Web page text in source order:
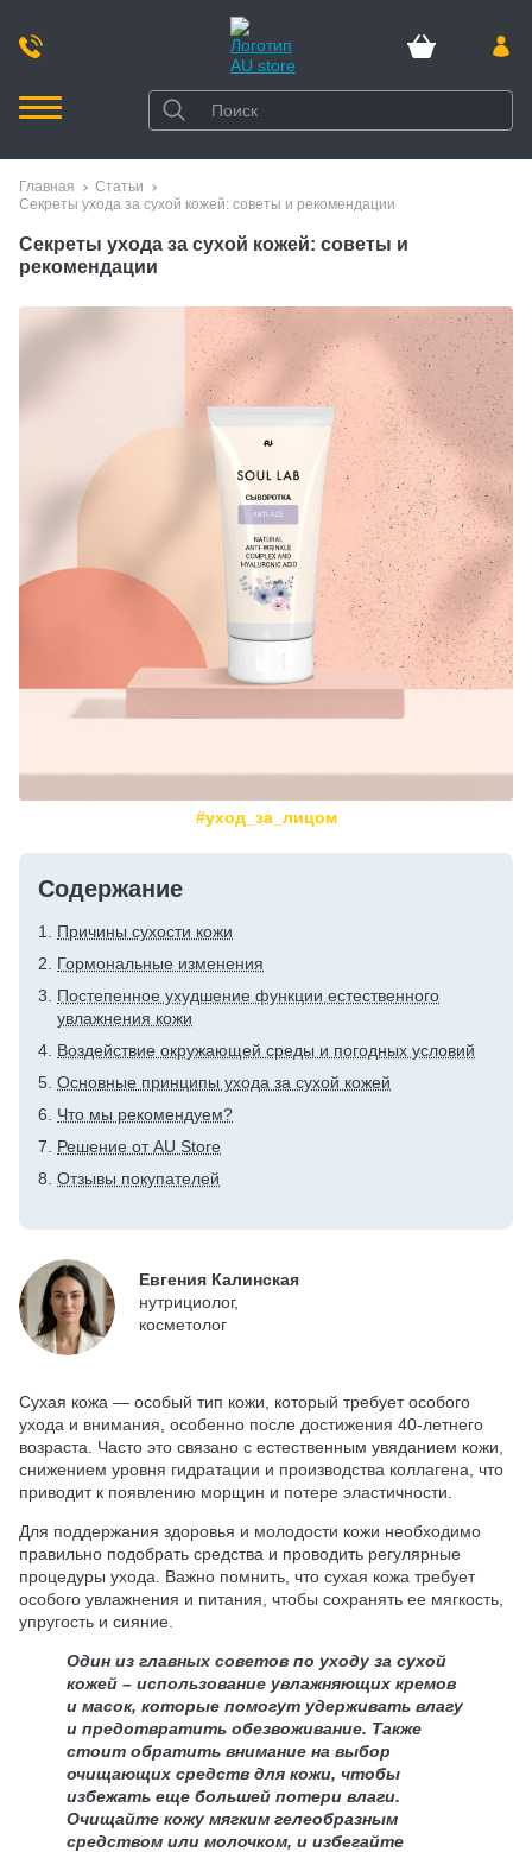
Главная
Статьи
Секреты ухода за сухой кожей: советы и рекомендации
Секреты ухода за сухой кожей: советы и
рекомендации
#уход_за_лицом
Содержание
Причины сухости кожи
Гормональные изменения
Постепенное ухудшение функции естественного
увлажнения кожи
Воздействие окружающей среды и погодных условий
Основные принципы ухода за сухой кожей
Что мы рекомендуем?
Решение от AU Store
Отзывы покупателей
Евгения Калинская
нутрициолог,
косметолог
Сухая кожа — особый тип кожи, который требует особого
ухода и внимания, особенно после достижения 40-летнего
возраста. Часто это связано с естественным увяданием кожи,
снижением уровня гидратации и производства коллагена, что
приводит к появлению морщин и потере эластичности.
Для поддержания здоровья и молодости кожи необходимо
правильно подобрать средства и проводить регулярные
процедуры ухода. Важно помнить, что сухая кожа требует
особого увлажнения и питания, чтобы сохранять ее мягкость,
упругость и сияние.
Один из главных советов по уходу за сухой
кожей – использование увлажняющих кремов
и масок, которые помогут удерживать влагу
и предотвратить обезвоживание. Также
стоит обратить внимание на выбор
очищающих средств для кожи, чтобы
избежать еще большей потери влаги.
Очищайте кожу мягким гелеобразным
средством или молочком, и избегайте